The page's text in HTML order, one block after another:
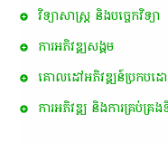
វិទ្យាសាស្ត្រ និងបច្ចេកវិទ្យា
ការ​អភិវឌ្ឍ​សង្គម
គោលដៅ​អភិវឌ្ឍន៍​ប្រកបដ
ការអភិវឌ្ឍ និងការគ្រប់គ្រ